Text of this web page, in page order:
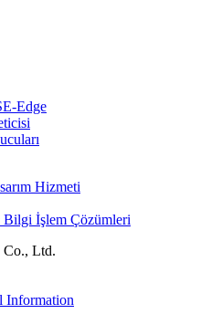
Edge
Hizmeti
İşlem Çözümleri
Co., Ltd.
Information